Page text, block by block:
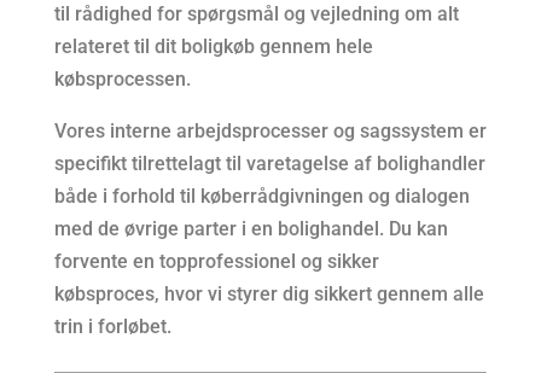
til rådighed for spørgsmål og vejledning om alt
relateret til dit boligkøb gennem hele
købsprocessen.
Vores interne arbejdsprocesser og sagssystem er
specifikt tilrettelagt til varetagelse af bolighandler
både i forhold til køberrådgivningen og dialogen
med de øvrige parter i en bolighandel. Du kan
forvente en topprofessionel og sikker
købsproces, hvor vi styrer dig sikkert gennem alle
trin i forløbet.